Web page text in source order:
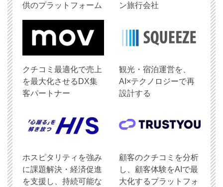
供のプラットフォーム
ン旅行会社
クチコミ最適化で売上
を最大化させるDX集
客パートナー
観光・宿泊運営を、
AI×テクノロジーで再
設計する
ホスピタリティを強み
に課題解決・経済促進
を支援し、持続可能な
顧客のクチコミを分析
し、顧客体験をAIで最
大化するプラットフォ